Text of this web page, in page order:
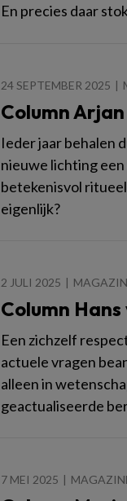
En precies daar
24 SEPTEMBER 2025
Column
Ieder jaar behalen
nieuwe lichting
betekenisvol
eigenlijk?
2 JULI 2025
Column
Een zichzelf
actuele vragen
alleen in
geactualiseerde
7 MEI 2025